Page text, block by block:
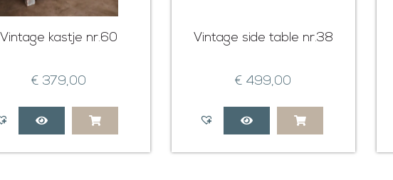
Vintage kastje nr.60
€ 379,00
Vintage side table nr.38
€ 499,00